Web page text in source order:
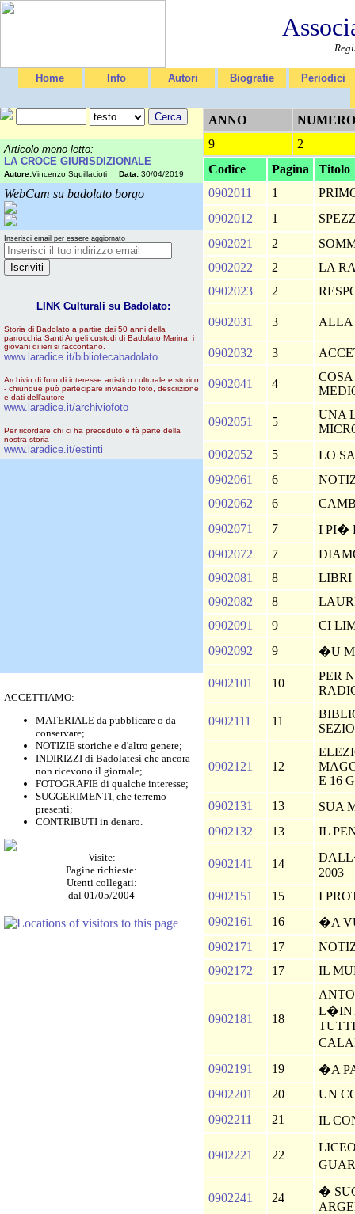
Home Info Autori Biografie Periodici
Articolo meno letto:
LA CROCE GIURISDIZIONALE
Autore:Vincenzo Squillacioti Data: 30/04/2019
WebCam su badolato borgo
Inserisci email per essere aggiornato
LINK Culturali su Badolato:
Storia di Badolato a partire dai 50 anni della
parrocchia Santi Angeli custodi di Badolato Marina, i
giovani di ieri si raccontano.
www.laradice.it/bibliotecabadolato
Archivio di foto di interesse artistico culturale e storico
- chiunque può partecipare inviando foto, descrizione
e dati dell'autore
www.laradice.it/archiviofoto
Per ricordare chi ci ha preceduto e fà parte della
nostra storia
www.laradice.it/estinti
ACCETTIAMO:
MATERIALE da pubblicare o da
conservare;
NOTIZIE storiche e d'altro genere;
INDIRIZZI di Badolatesi che ancora
non ricevono il giornale;
FOTOGRAFIE di qualche interesse;
SUGGERIMENTI, che terremo
presenti;
CONTRIBUTI in denaro.
Visite:
Pagine richieste:
Utenti collegati:
dal 01/05/2004
ANNO
NUMERO
9
2
Codice
Pagina
Titolo
0902011
1
0902012
1
0902021
2
0902022
2
LA
0902023
2
0902031 3 ALLA
0902032 3
0902041 4
0902051 5
UNA
0902052
5
LO
0902061
6
0902062
6
0902071
7
I PI�
0902072
7
0902081
8
LIBRI
0902082
8
0902091
9
CI
0902092
9 �U
0902101 10
PER
0902111 11
0902121 12
E 16
0902131
13
SUA
0902132
13 IL
0902141 14
2003
0902151
15
I
0902161
16
�A
0902171
17
0902172
17 IL
0902181 18
0902191
19
�A
0902201
20
UN
0902211
21 IL
0902221 22
0902241 24
�